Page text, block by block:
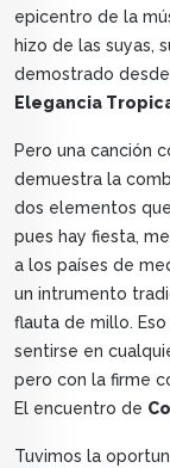
epicentro de la
hizo de las suyas,
demostrado
Elegancia
Pero una canción
demuestra la
dos elementos
pues hay fiesta,
a los países de
un intrumento
flauta de millo. Eso
sentirse en
pero con la firme
El encuentro de
Tuvimos la